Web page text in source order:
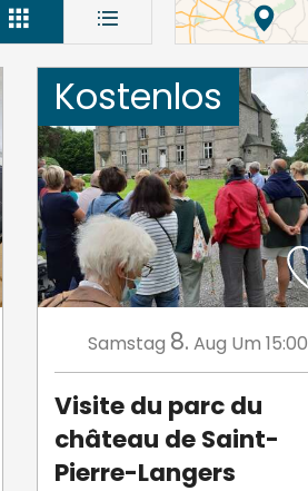
Kostenlos
Samstag 8. Aug Um 15:00
Visite du parc du
château de Saint-
Pierre-Langers